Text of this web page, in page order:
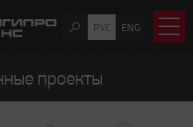
РУС ENG
проекты